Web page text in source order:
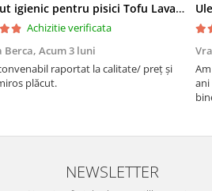
Asternut igienic pentru pisici Tofu Lavanda, Mon Petit 5 l
Achizitie verificata
Berca, Acum 3 luni
raportat la calitate/ preț și
plăcut.
ani
NEWSLETTER